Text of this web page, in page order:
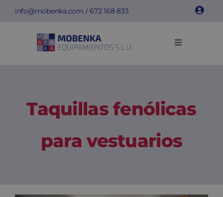
Saltar
contenido
info@mobenka.com /672 168 833
Toggle
BancosTaquillas fenólicas
para vestuarios